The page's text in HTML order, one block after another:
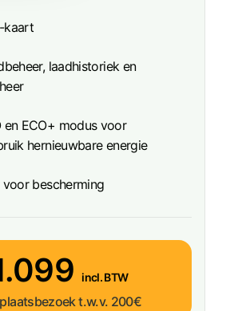
kaart
laadhistoriek en
en ECO+ modus voor
hernieuwbare energie
bescherming
incl. BTW
t.w.v. 200€